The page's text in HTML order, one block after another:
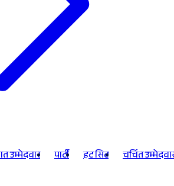
उम्मेदवार पार्टी हट सिट चर्चित